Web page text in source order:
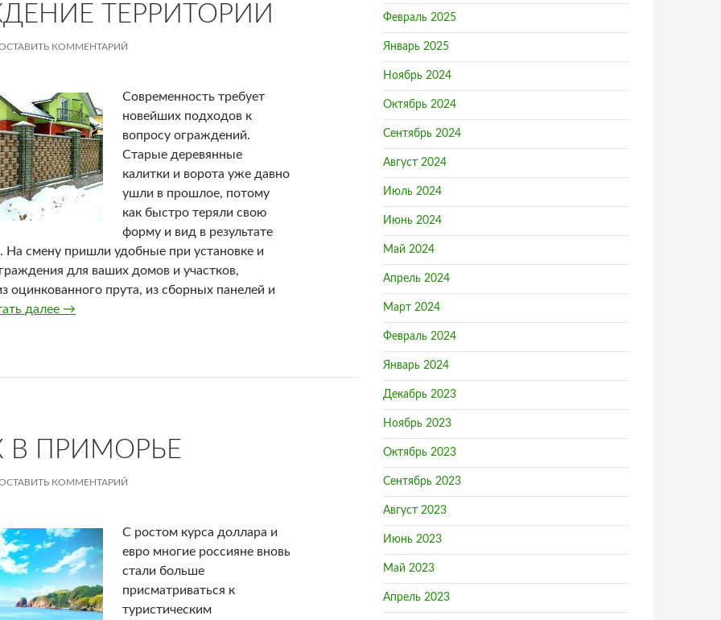
ТЕРРИТОРИИ
КОММЕНТАРИЙ
Современность требует
новейших подходов к
вопросу ограждений.
Старые деревянные
калитки и ворота уже давно
ушли в прошлое, потому
как быстро теряли свою
форму и вид в результате
На смену пришли удобные при установке и
для ваших домов и участков,
оцинкованного прута, из сборных панелей и
далее Ограждение территории
→
В ПРИМОРЬЕ
КОММЕНТАРИЙ
С ростом курса доллара и
евро многие россияне вновь
стали больше
присматриваться к
туристическим
Февраль 2025
Январь 2025
Ноябрь 2024
Октябрь 2024
Сентябрь 2024
Август 2024
Июль 2024
Июнь 2024
Май 2024
Апрель 2024
Март 2024
Февраль 2024
Январь 2024
Декабрь 2023
Ноябрь 2023
Октябрь 2023
Сентябрь 2023
Август 2023
Июнь 2023
Май 2023
Апрель 2023